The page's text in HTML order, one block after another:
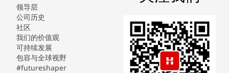
领导层
公司历史
社区
我们的价值观
可持续发展
包容与全球视野
#futureshaper